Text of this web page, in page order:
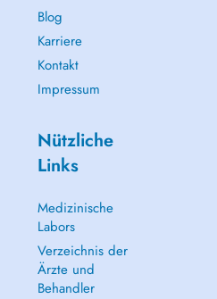
Blog
Karriere
Kontakt
Impressum
Nützliche
Links
Medizinische
Labors
Verzeichnis der
Ärzte und
Behandler